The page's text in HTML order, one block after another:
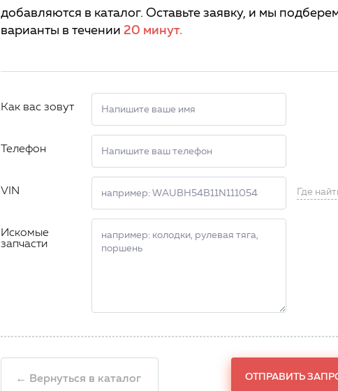
добавляются в каталог. Оставьте заявку, и мы
варианты в течении 20 минут.
Как вас зовут
Телефон
VIN Где
Искомые
запчасти
← Вернуться в каталог ОТПРАВИТЬ